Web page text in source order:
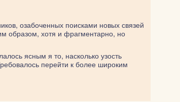
озабоченных поисками новых связей
образом, хотя и фрагментарно, но
ясным я то, насколько узость
перейти к более широким